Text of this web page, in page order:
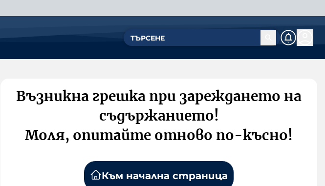
Възникна грешка при зареждането на
съдържанието!
Моля, опитайте отново по-късно!
Към начална страница